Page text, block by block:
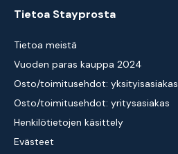
Tietoa Stayprosta
Tietoa meistä
Vuoden paras kauppa 2024
Osto/toimitusehdot: yksityisasiakas
Osto/toimitusehdot: yritysasiakas
Henkilötietojen käsittely
Evästeet